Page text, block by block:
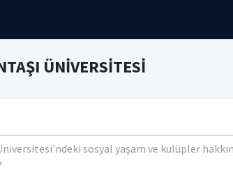
ÜNİVERSİTESİ